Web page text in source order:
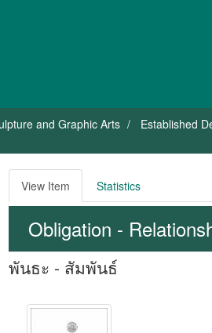
and Graphic Arts Established
View Item Statistics
Obligation -
พันธะ - สัมพันธ์